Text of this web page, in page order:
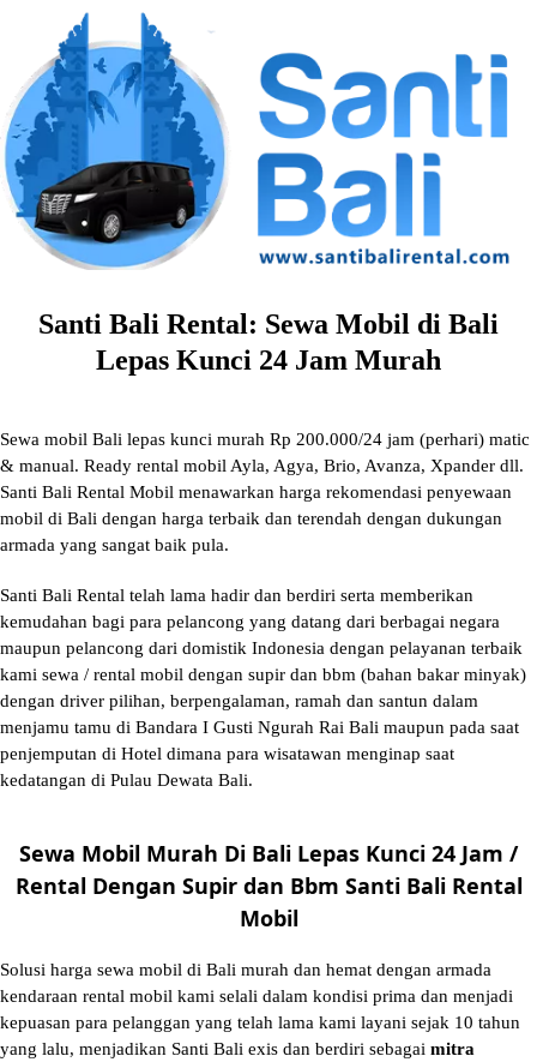
content
Santi Bali Rental: Sewa Mobil di Bali
Lepas Kunci 24 Jam Murah
Sewa mobil Bali lepas kunci murah Rp 200.000/24 jam (perhari) matic
& manual. Ready rental mobil Ayla, Agya, Brio, Avanza, Xpander dll.
Santi Bali Rental Mobil menawarkan harga rekomendasi penyewaan
mobil di Bali dengan harga terbaik dan terendah dengan dukungan
armada yang sangat baik pula.
Santi Bali Rental telah lama hadir dan berdiri serta memberikan
kemudahan bagi para pelancong yang datang dari berbagai negara
maupun pelancong dari domistik Indonesia dengan pelayanan terbaik
kami sewa / rental mobil dengan supir dan bbm (bahan bakar minyak)
dengan driver pilihan, berpengalaman, ramah dan santun dalam
menjamu tamu di Bandara I Gusti Ngurah Rai Bali maupun pada saat
penjemputan di Hotel dimana para wisatawan menginap saat
kedatangan di Pulau Dewata Bali.
Sewa Mobil Murah Di Bali Lepas Kunci 24 Jam /
Rental Dengan Supir dan Bbm Santi Bali Rental
Mobil
Solusi harga sewa mobil di Bali murah dan hemat dengan armada
kendaraan rental mobil kami selali dalam kondisi prima dan menjadi
kepuasan para pelanggan yang telah lama kami layani sejak 10 tahun
yang lalu, menjadikan Santi Bali exis dan berdiri sebagai mitra